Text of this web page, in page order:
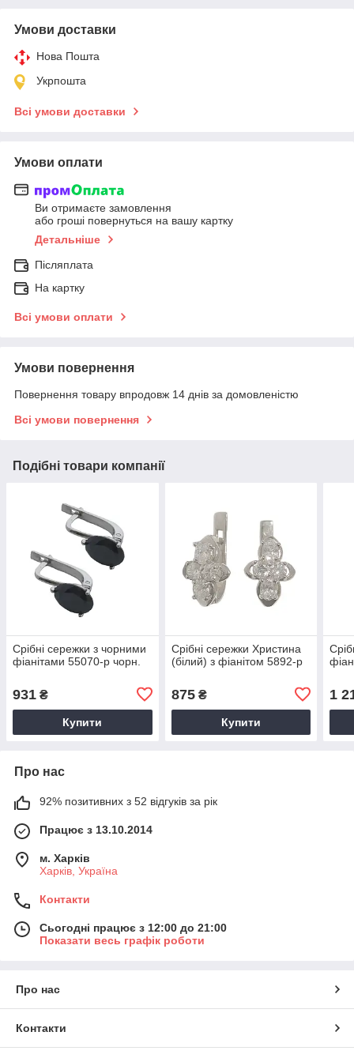
Умови доставки
Нова Пошта
Укрпошта
Всі умови доставки
Умови оплати
Ви отримаєте замовлення
або гроші повернуться на вашу картку
Детальніше
Післяплата
На картку
Всі умови оплати
Умови повернення
Повернення товару впродовж 14 днів за домовленістю
Всі умови повернення
Подібні товари компанії
Срібні сережки з чорними
фіанітами 55070-р чорн.
931 ₴
Купити
Срібні сережки Христина
(білий) з фіанітом 5892-р
875₴
Купити
1
Про нас
92% позитивних з 52 відгуків за рік
Працює з 13.10.2014
м. Харків
Харків, Україна
Контакти
Сьогодні працює з 12:00 до 21:00
Показати весь графік роботи
Про нас
Контакти